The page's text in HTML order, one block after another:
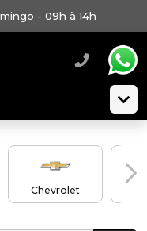
- 09h à 14h
Chevrolet